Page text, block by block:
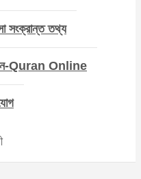
সংক্রান্ত তথ্য
Quran Online